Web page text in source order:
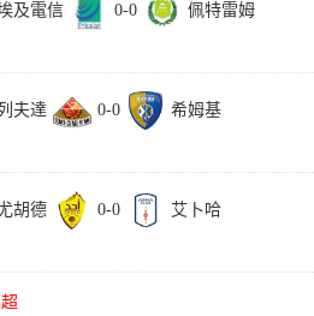
及電信 0-0
佩特雷姆
夫達 0-0
希姆基
胡德 0-0
艾卜哈